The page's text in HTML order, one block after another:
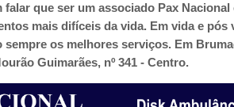
falar que ser um associado Pax
mais difíceis da vida. Em vida e pós
sempre os melhores serviços. Em
Guimarães, nº 341 - Centro.